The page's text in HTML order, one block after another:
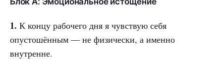
1. К концу рабочего дня я чувствую себя
опустошённым — не физически, а именно
внутренне.